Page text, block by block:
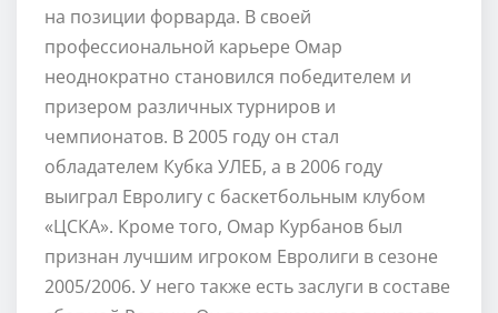
на позиции форварда. В своей
профессиональной карьере Омар
неоднократно становился победителем и
призером различных турниров и
чемпионатов. В 2005 году он стал
обладателем Кубка УЛЕБ, а в 2006 году
выиграл Евролигу с баскетбольным клубом
«ЦСКА». Кроме того, Омар Курбанов был
признан лучшим игроком Евролиги в сезоне
2005/2006. У него также есть заслуги в составе